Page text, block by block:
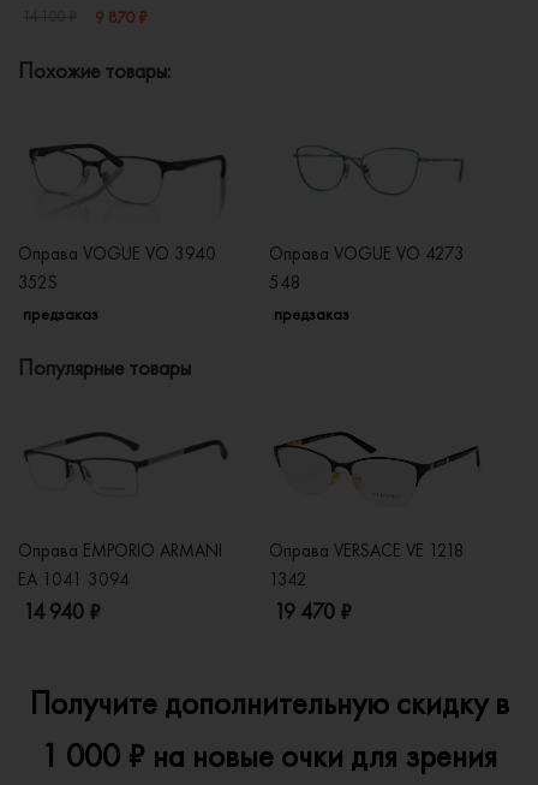
9 870 ₽
Похожие товары:
Оправа VOGUE VO 3940
352S
предзаказ
Оправа VOGUE VO 4273
548
предзаказ
Популярные товары
Оправа EMPORIO ARMANI
EA 1041 3094
14 940 ₽
Оправа VERSACE VE 1218
1342
19 470 ₽
Получите дополнительную скидку в
1 000 ₽ на новые очки для зрения